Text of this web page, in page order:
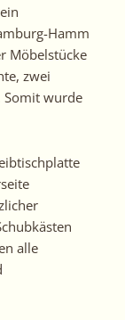
Hamm
Möbelstücke
zwei
Somit wurde
alle